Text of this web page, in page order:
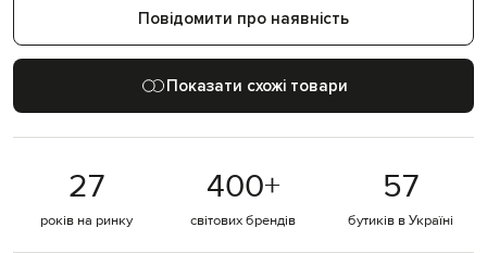
Повідомити про наявність
Показати схожі товари
27
років на ринку
400+
світових брендів
57
бутиків в Україні